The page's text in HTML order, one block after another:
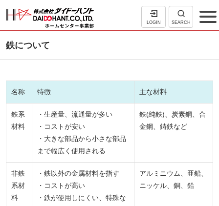
LOGIN SEARCH
鉄について
名称 特徴 主な材料
鉄系
材料
・生産量、流通量が多い
・コストが安い
・大きな部品から小さな部品
まで幅広く使用される
鉄(純鉄)、炭素鋼、合
金鋼、鋳鉄など
非鉄
系材
料
・鉄以外の金属材料を指す
・コストが高い
・鉄が使用しにくい、特殊な
アルミニウム、亜鉛、
ニッケル、銅、鉛